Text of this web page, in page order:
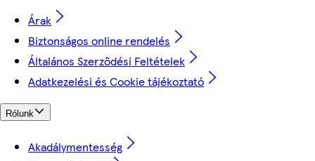
Árak
Biztonságos online rendelés
Általános Szerződési Feltételek
Adatkezelési és Cookie tájékoztató
Rólunk
Akadálymentesség